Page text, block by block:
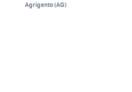
Agrigento(AG)